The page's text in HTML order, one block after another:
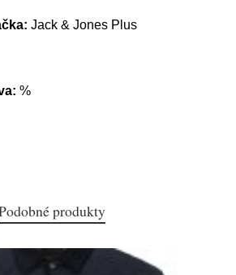
Jack & Jones Plus
%
produkty